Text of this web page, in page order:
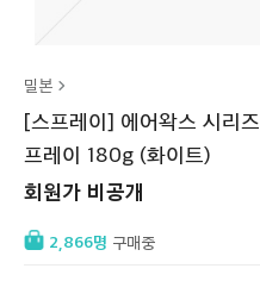
밀본
[스프레이] 에어왁스 시리
프레이 180g (화이트)
회원가 비공개
2,866 구매중